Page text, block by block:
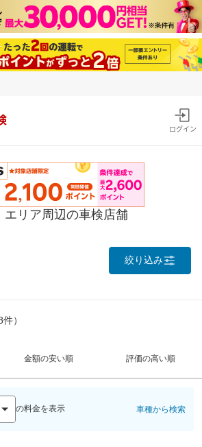
ログイン
リア周辺の車検店舗
絞り込み
）
金額の安い順 評価の高い順
の料金を表示 車種から検索